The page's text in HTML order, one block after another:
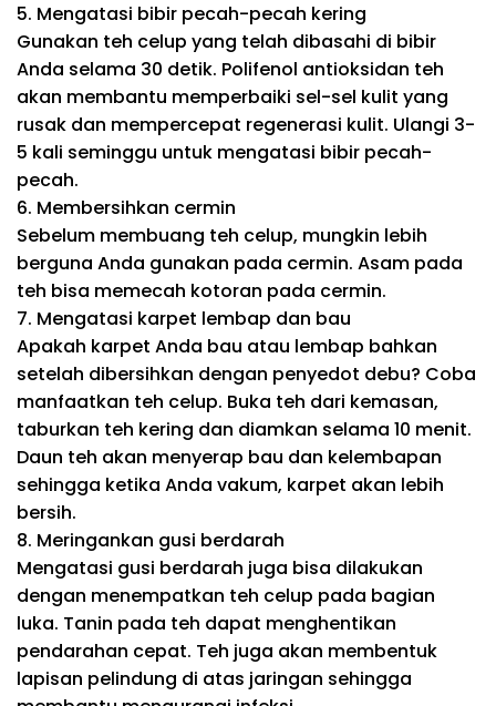
5. Mengatasi bibir pecah-pecah kering
Gunakan teh celup yang telah dibasahi di bibir
Anda selama 30 detik. Polifenol antioksidan teh
akan membantu memperbaiki sel-sel kulit yang
rusak dan mempercepat regenerasi kulit. Ulangi 3-
5 kali seminggu untuk mengatasi bibir pecah-
pecah.
6. Membersihkan cermin
Sebelum membuang teh celup, mungkin lebih
berguna Anda gunakan pada cermin. Asam pada
teh bisa memecah kotoran pada cermin.
7. Mengatasi karpet lembap dan bau
Apakah karpet Anda bau atau lembap bahkan
setelah dibersihkan dengan penyedot debu? Coba
manfaatkan teh celup. Buka teh dari kemasan,
taburkan teh kering dan diamkan selama 10 menit.
Daun teh akan menyerap bau dan kelembapan
sehingga ketika Anda vakum, karpet akan lebih
bersih.
8. Meringankan gusi berdarah
Mengatasi gusi berdarah juga bisa dilakukan
dengan menempatkan teh celup pada bagian
luka. Tanin pada teh dapat menghentikan
pendarahan cepat. Teh juga akan membentuk
lapisan pelindung di atas jaringan sehingga